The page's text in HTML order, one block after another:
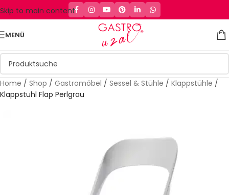
Skip to main content
MENÜ
Home / Shop / Gastromöbel / Sessel & Stühle / Klappstühle /
Klappstuhl Flap Perlgrau